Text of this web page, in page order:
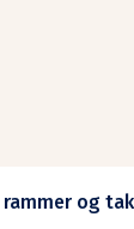
rammer og